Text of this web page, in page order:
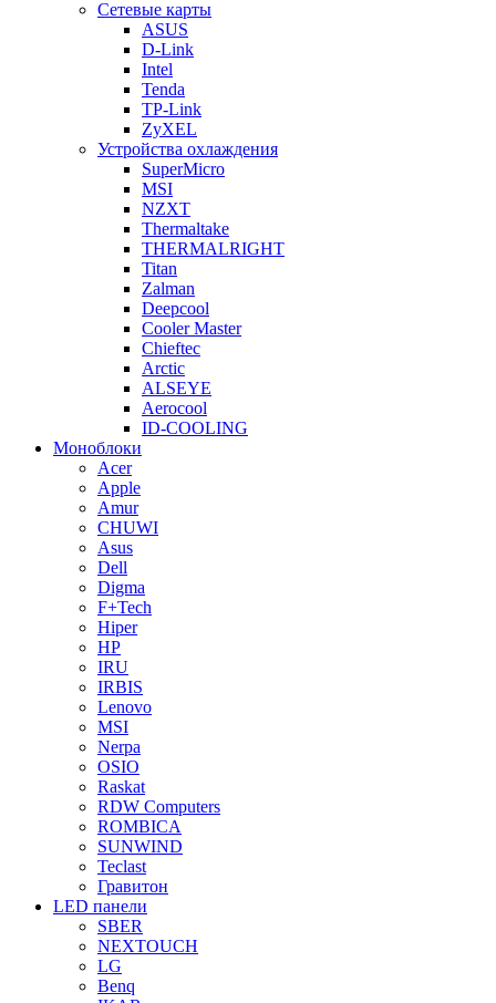
Сетевые карты
ASUS
D-Link
Intel
Tenda
TP-Link
ZyXEL
Устройства охлаждения
SuperMicro
MSI
NZXT
Thermaltake
THERMALRIGHT
Titan
Zalman
Deepcool
Cooler Master
Chieftec
Arctic
ALSEYE
Aerocool
ID-COOLING
Моноблоки
Acer
Apple
Amur
CHUWI
Asus
Dell
Digma
F+Tech
Hiper
HP
IRU
IRBIS
Lenovo
MSI
Nerpa
OSIO
Raskat
RDW Computers
ROMBICA
SUNWIND
Teclast
Гравитон
LED панели
SBER
NEXTOUCH
LG
Benq